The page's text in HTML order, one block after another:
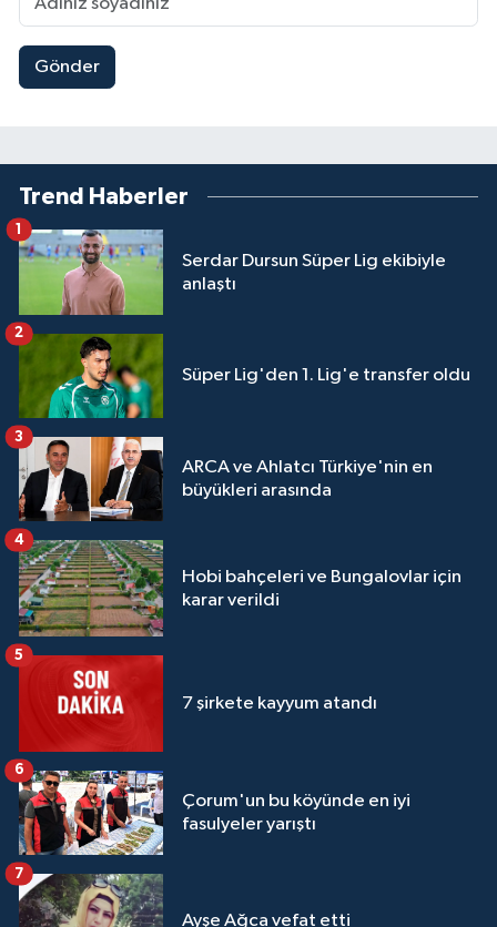
Gönder
Trend Haberler
Serdar Dursun Süper Lig ekibiyle
anlaştı
1
Süper Lig'den 1. Lig'e transfer oldu
2
ARCA ve Ahlatcı Türkiye'nin en
büyükleri arasında
3
Hobi bahçeleri ve Bungalovlar için
karar verildi
4
7 şirkete kayyum atandı
5
Çorum'un bu köyünde en iyi
fasulyeler yarıştı
6
Ayşe Ağca vefat etti
7